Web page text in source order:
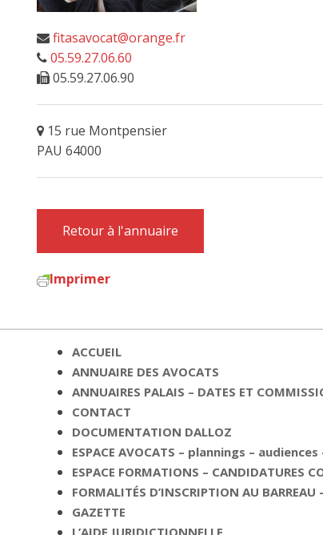
fitasavocat@orange.fr
05.59.27.06.60
05.59.27.06.90
15 rue Montpensier
PAU 64000
Retour à l'annuaire
Imprimer
ACCUEIL
ANNUAIRE DES AVOCATS
ANNUAIRES PALAIS – DATES ET
CONTACT
DOCUMENTATION DALLOZ
ESPACE AVOCATS – plannings –
ESPACE FORMATIONS – CANDIDATURES
FORMALITÉS D’INSCRIPTION AU BARREAU
GAZETTE